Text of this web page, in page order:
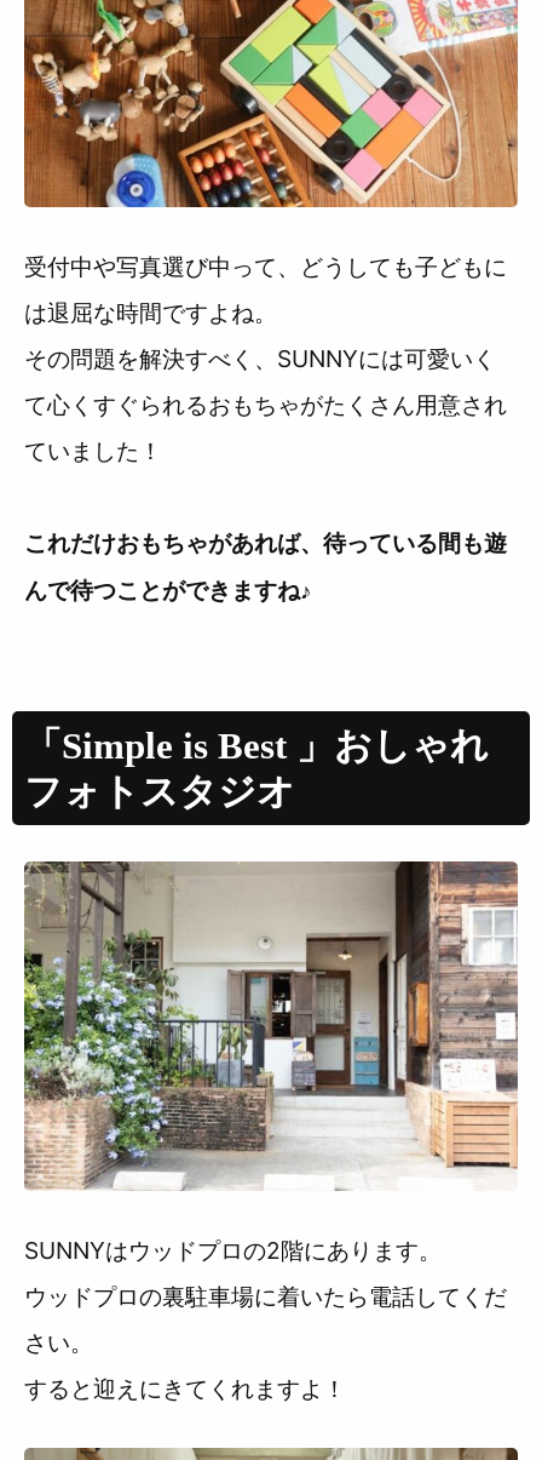
受付中や写真選び中って、どうしても子どもに
は退屈な時間ですよね。
その問題を解決すべく、SUNNYには可愛いく
て心くすぐられるおもちゃがたくさん用意され
ていました！
これだけおもちゃがあれば、待っている間も遊
んで待つことができますね♪
「Simple is Best 」おしゃれ
フォトスタジオ
SUNNYはウッドプロの2階にあります。
ウッドプロの裏駐車場に着いたら電話してくだ
さい。
すると迎えにきてくれますよ！